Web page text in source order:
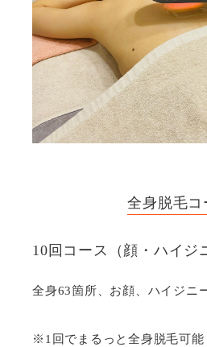
全⾝脱⽑コ
10回コース（顔・ハイジ
全身63箇所、お顔、ハイジニ
※1回でまるっと全⾝脱⽑可能